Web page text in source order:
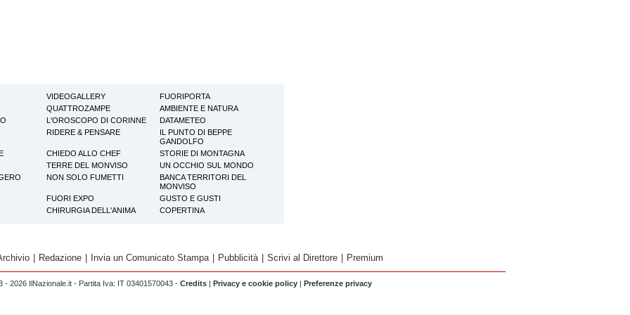
VIDEOGALLERY
FUORIPORTA
QUATTROZAMPE
AMBIENTE E NATURA
L'OROSCOPO DI CORINNE
DATAMETEO
RIDERE & PENSARE
IL PUNTO DI BEPPE
GANDOLFO
CHIEDO ALLO CHEF
STORIE DI MONTAGNA
TERRE DEL MONVISO
UN OCCHIO SUL MONDO
NON SOLO FUMETTI
BANCA TERRITORI DEL
MONVISO
FUORI EXPO
GUSTO E GUSTI
CHIRURGIA DELL'ANIMA
COPERTINA
| Redazione | Invia un Comunicato Stampa | Pubblicità | Scrivi al Direttore | Premium
- 2026 IlNazionale.it - Partita Iva: IT 03401570043 - Credits | Privacy e cookie policy | Preferenze privacy